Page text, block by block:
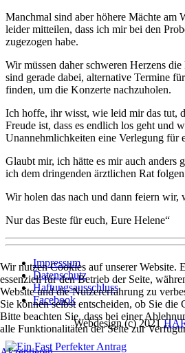
Manchmal sind aber höhere Mächte am
leider mitteilen, dass ich mir bei den
zugezogen habe.
Wir müssen daher schweren Herzens
sind gerade dabei, alternative Termine
finden, um die Konzerte nachzuholen.
Ich hoffe, ihr wisst, wie leid mir das tut,
Freude ist, dass es endlich los geht und
Unannehmlichkeiten eine Verlegung für
Glaubt mir, ich hätte es mir auch anders
ich dem dringenden ärztlichen Rat
Wir holen das nach und dann feiern wir,
Nur das Beste für euch, Eure Helene“
Impressum
Datenschutz
Haftungsausschluss
Facebook
Webdesign (c) 2021
Wir nutzen Cookies auf unserer Website.
essenziell für den Betrieb der Seite,
Website und die Nutzererfahrung zu
Sie können selbst entscheiden, ob Sie die
Bitte beachten Sie, dass bei einer
alle Funktionalitäten der Seite zur